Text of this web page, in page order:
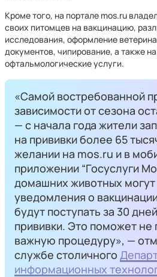
Кроме того, на портале mos.ru
своих питомцев на вакцинацию,
исследования, оформление
документов, чипирование, а также
офтальмологические услуги.
«Самой востребованной
зависимости от сезона
— с начала года жители
на прививки более 65
желании на mos.ru и в
приложении “Госуслуги
домашних животных могут
уведомления о
будут поступать за 30
прививки. Это поможет не
важную процедуру», —
службе столичного
информационных